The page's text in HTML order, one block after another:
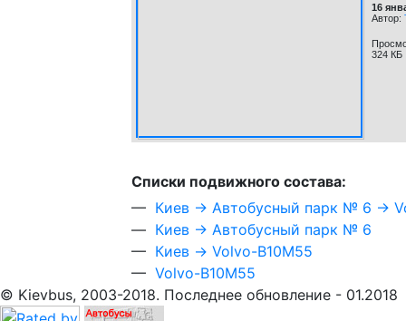
16
Автор:
324 КБ
Cписки подвижного состава:
— Киев → Автобусный парк № 6 →
— Киев → Автобусный парк № 6
— Киев → Volvo-B10M55
— Volvo-B10M55
© Kievbus, 2003-2018. Последнее обновление - 01.2018